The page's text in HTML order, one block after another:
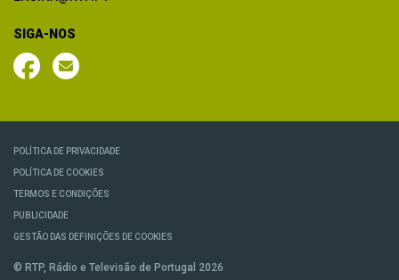
SIGA-NOS
POLÍTICA DE PRIVACIDADE
POLÍTICA DE COOKIES
TERMOS E CONDIÇÕES
PUBLICIDADE
GESTÃO DAS DEFINIÇÕES DE COOKIES
© RTP, Rádio e Televisão de Portugal 2026